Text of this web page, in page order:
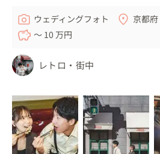
ウェディングフォト
京都府
〜 10 万円
レトロ・街中